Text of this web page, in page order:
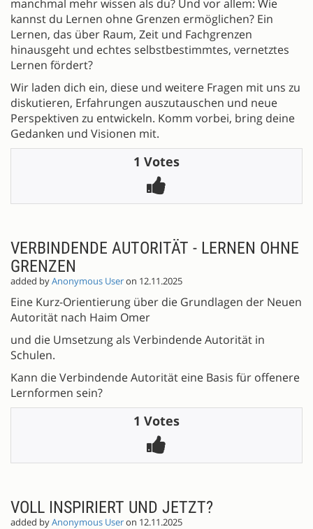
manchmal mehr wissen als du? Und vor allem: Wie
kannst du Lernen ohne Grenzen ermöglichen? Ein
Lernen, das über Raum, Zeit und Fachgrenzen
hinausgeht und echtes selbstbestimmtes, vernetztes
Lernen fördert?
Wir laden dich ein, diese und weitere Fragen mit uns zu
diskutieren, Erfahrungen auszutauschen und neue
Perspektiven zu entwickeln. Komm vorbei, bring deine
Gedanken und Visionen mit.
1 Votes
VERBINDENDE AUTORITÄT - LERNEN OHNE
GRENZEN
added byAnonymous Useron 12.11.2025
Eine Kurz-Orientierung über die Grundlagen der Neuen
Autorität nach Haim Omer
und die Umsetzung als Verbindende Autorität in
Schulen.
Kann die Verbindende Autorität eine Basis für offenere
Lernformen sein?
1 Votes
VOLL INSPIRIERT UND JETZT?
added byAnonymous Useron 12.11.2025